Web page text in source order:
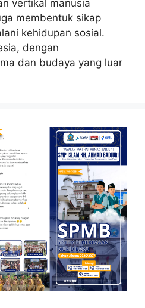
vertikal manusia
membentuk sikap
kehidupan sosial.
dengan
dan budaya yang luar